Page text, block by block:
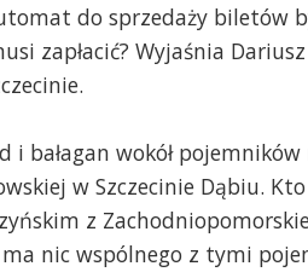
do sprzedaży biletów
zapłacić? Wyjaśnia
i bałagan wokół
w Szczecinie Dąbiu.
z
nic wspólnego z tymi